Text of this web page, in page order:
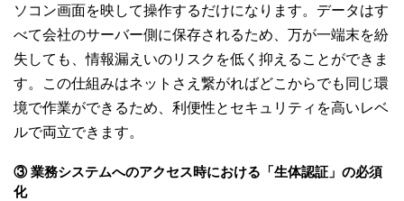
ソコン画面を映して操作するだけになります。データはす
べて会社のサーバー側に保存されるため、万が一端末を紛
失しても、情報漏えいのリスクを低く抑えることができま
す。この仕組みはネットさえ繋がればどこからでも同じ環
境で作業ができるため、利便性とセキュリティを高いレベ
ルで両立できます。
③ 業務システムへのアクセス時における「生体認証」の必須
化